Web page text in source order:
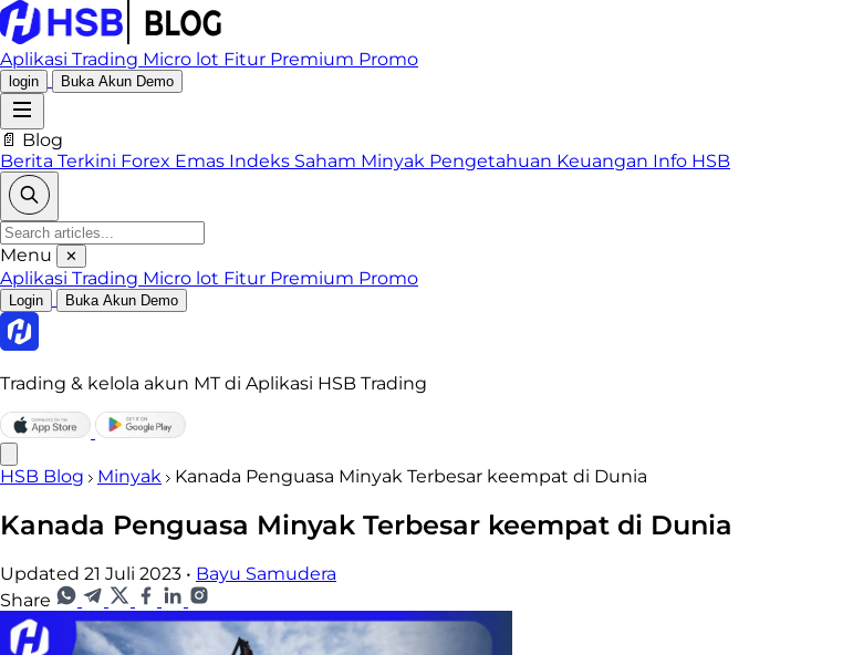
Aplikasi Trading Micro lot Fitur Premium Promo
login Buka Akun Demo
📄 Blog
Berita Terkini Forex Emas Indeks Saham Minyak Pengetahuan Keuangan Info HSB
Menu ✕
Aplikasi Trading Micro lot Fitur Premium Promo
Login Buka Akun Demo
Trading & kelola akun MT di Aplikasi HSB Trading
HSB Blog Minyak Kanada Penguasa Minyak Terbesar keempat di Dunia
Kanada Penguasa Minyak Terbesar keempat di Dunia
Updated 21 Juli 2023 • Bayu Samudera
Share